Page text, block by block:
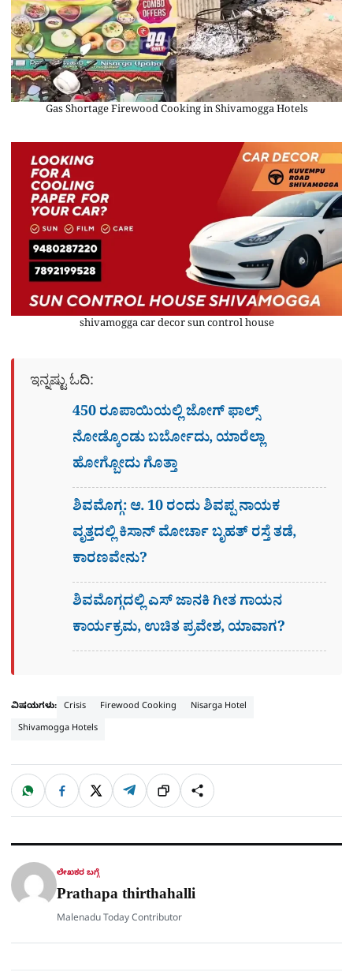
Gas Shortage Firewood Cooking in Shivamogga Hotels
shivamogga car decor sun control house
ಇನ್ನಷ್ಟು ಓದಿ:
450 ರೂಪಾಯಿಯಲ್ಲಿ ಜೋಗ್​ ಫಾಲ್ಸ್​
ನೋಡ್ಕೊಂಡು ಬರ್ಬೋದು, ಯಾರೆಲ್ಲಾ
ಹೋಗ್ಬೋದು ಗೊತ್ತಾ
ಶಿವಮೊಗ್ಗ: ಆ. 10 ರಂದು ಶಿವಪ್ಪ ನಾಯಕ
ವೃತ್ತದಲ್ಲಿ ಕಿಸಾನ್ ಮೋರ್ಚಾ ಬೃಹತ್ ರಸ್ತೆ ತಡೆ,
ಕಾರಣವೇನು?
ಶಿವಮೊಗ್ಗದಲ್ಲಿ ಎಸ್​ ಜಾನಕಿ ಗೀತ ಗಾಯನ
ಕಾರ್ಯಕ್ರಮ, ಉಚಿತ ಪ್ರವೇಶ, ಯಾವಾಗ?
ವಿಷಯಗಳು: Crisis Firewood Cooking
Nisarga Hotel
Shivamogga Hotels
ಹಂಚಿಕೊಳ್ಳಿ
W
a
t
p
F
c
e
o
X T
l
e
a
ಲಿಂ
ಕ್
S
h
a
ಲೇಖಕರ ಬಗ್ಗೆ
Prathapa thirthahalli
Malenadu Today Contributor